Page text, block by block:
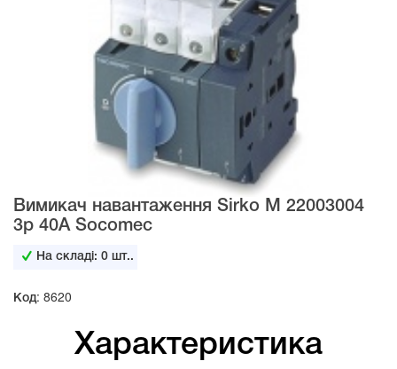
Вимикач навантаження Sirko M 22003004
3р 40А Socomec
На складі:0 шт..
Код: 8620
Характеристика